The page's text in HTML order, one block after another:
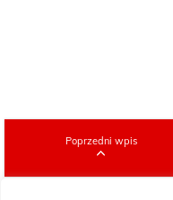
Poprzedni wpis